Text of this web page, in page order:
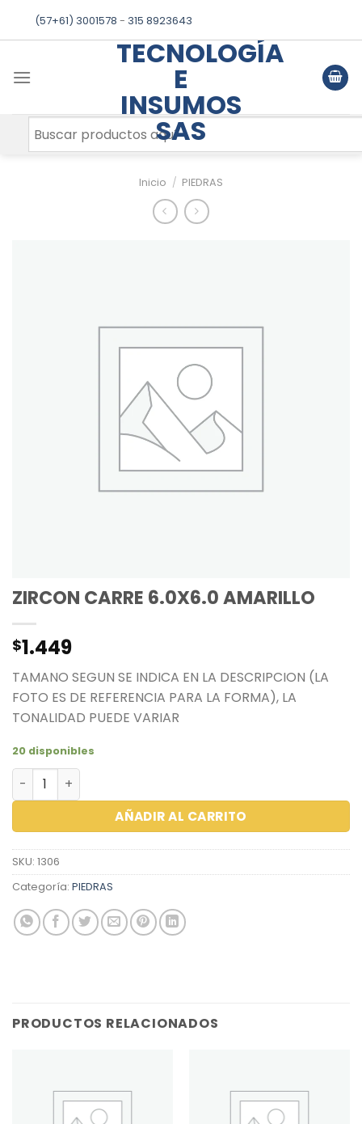
(57+61) 3001578 - 315 8923643
TECNOLOGÍA
E
INSUMOS
SAS
Inicio / PIEDRAS
ZIRCON CARRE 6.0X6.0 AMARILLO
$1.449
TAMANO SEGUN SE INDICA EN LA DESCRIPCION (LA
FOTO ES DE REFERENCIA PARA LA FORMA), LA
TONALIDAD PUEDE VARIAR
20 disponibles
ZIRCON CARRE 6.0X6.0 AMARILLO cantidad
AÑADIR AL CARRITO
SKU: 1306
Categoría: PIEDRAS
PRODUCTOS RELACIONADOS